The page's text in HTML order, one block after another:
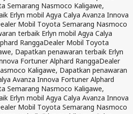
Semarang Nasmoco Kaligawe,
Erlyn mobil Agya Calya Avanza Innova
Mobil Toyota Semarang Nasmoco
terbaik Erlyn mobil Agya Calya
RanggaDealer Mobil Toyota
Dapatkan penawaran terbaik Erlyn
Fortuner Alphard RanggaDealer
Kaligawe, Dapatkan penawaran
Avanza Innova Fortuner Alphard
Semarang Nasmoco Kaligawe,
Erlyn mobil Agya Calya Avanza Innova
Mobil Toyota Semarang Nasmoco